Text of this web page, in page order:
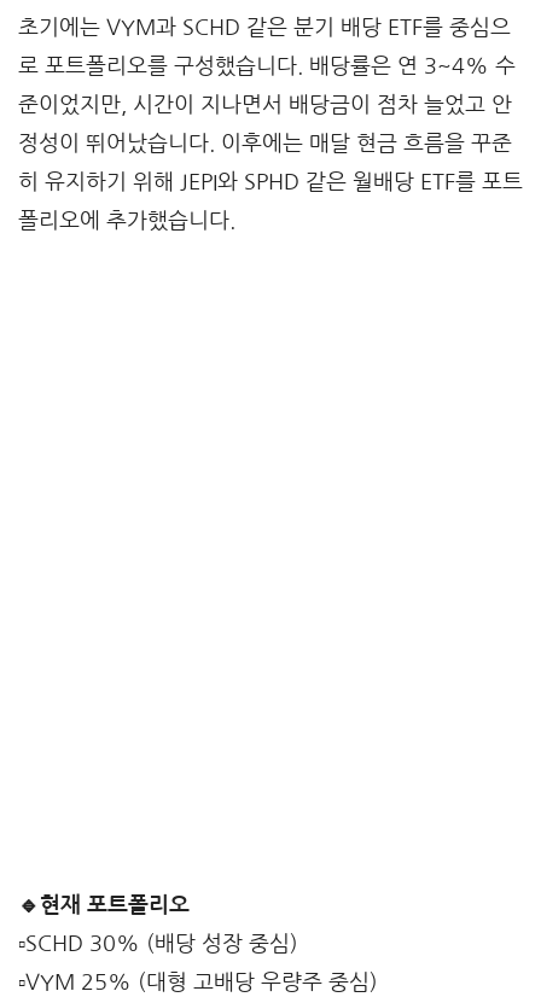
초기에는 VYM과 SCHD 같은 분기 배당 ETF를 중심으
로 포트폴리오를 구성했습니다. 배당률은 연 3~4% 수
준이었지만, 시간이 지나면서 배당금이 점차 늘었고 안
정성이 뛰어났습니다. 이후에는 매달 현금 흐름을 꾸준
히 유지하기 위해 JEPI와 SPHD 같은 월배당 ETF를 포트
폴리오에 추가했습니다.
🔹현재 포트폴리오
▫️SCHD 30% (배당 성장 중심)
▫️VYM 25% (대형 고배당 우량주 중심)